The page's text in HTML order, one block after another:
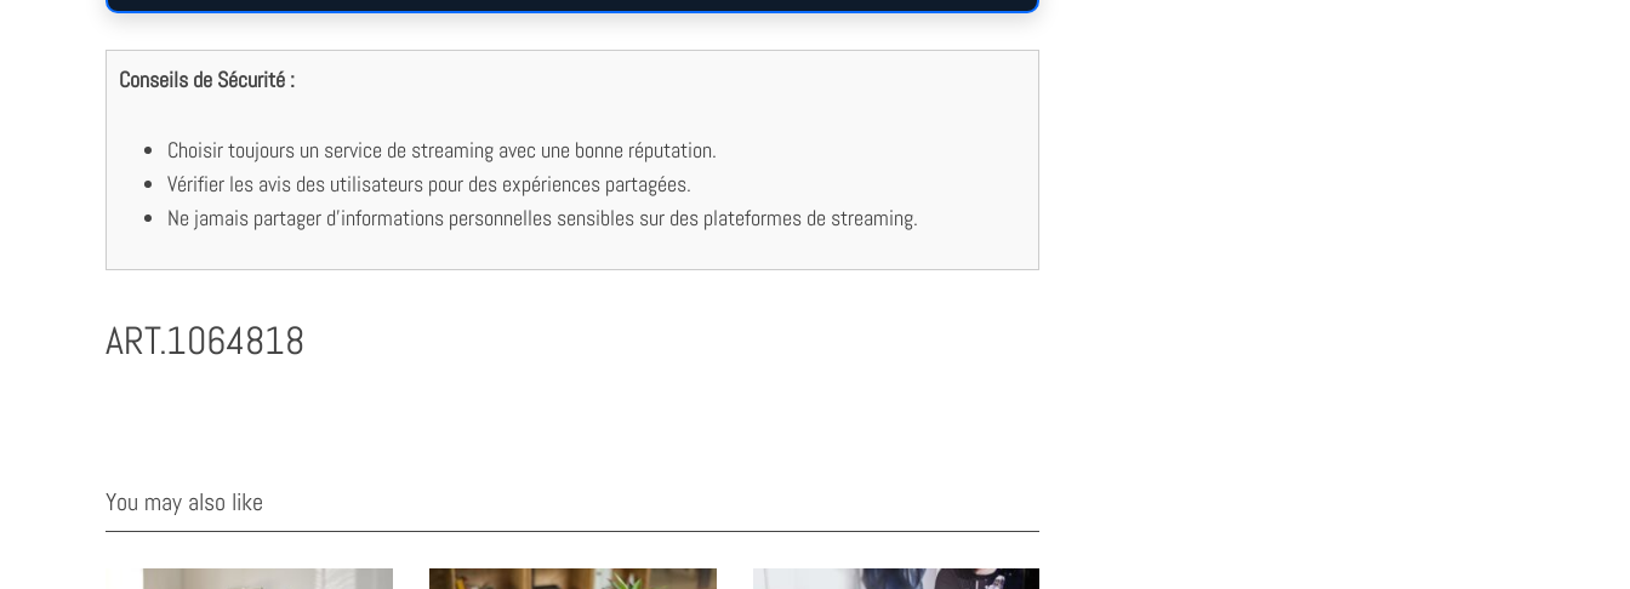
Conseils de Sécurité :
Choisir toujours un service de streaming avec une bonne réputation.
Vérifier les avis des utilisateurs pour des expériences partagées.
Ne jamais partager d’informations personnelles sensibles sur des plateformes de streaming.
ART.1064818
You may also like